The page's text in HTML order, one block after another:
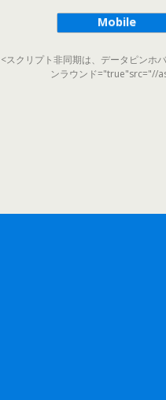
Mobile
<スクリプト非同期は、データピン
ンラウンド="true"src="//